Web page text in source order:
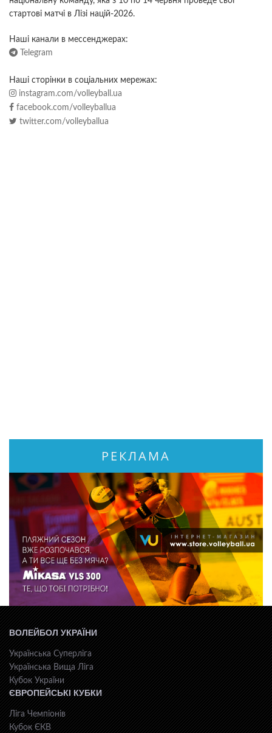
стартові матчі в Лізі націй-2026.
Наші канали в мессенджерах:
Telegram
Наші сторінки в соціальних мережах:
instagram.com/volleyball.ua
facebook.com/volleyballua
twitter.com/volleyballua
РЕКЛАМА
ВОЛЕЙБОЛ УКРАЇНИ
Українська Суперліга
Українська Вища Ліга
Кубок України
ЄВРОПЕЙСЬКІ КУБКИ
Ліга Чемпіонів
Кубок ЄКВ